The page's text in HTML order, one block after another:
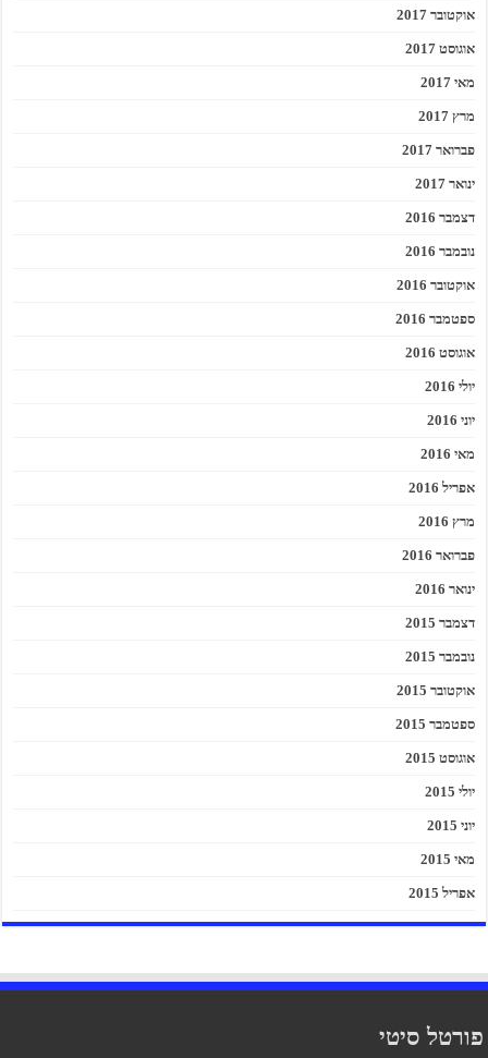
אוקטובר 2017
אוגוסט 2017
מאי 2017
מרץ 2017
פברואר 2017
ינואר 2017
דצמבר 2016
נובמבר 2016
אוקטובר 2016
ספטמבר 2016
אוגוסט 2016
יולי 2016
יוני 2016
מאי 2016
אפריל 2016
מרץ 2016
פברואר 2016
ינואר 2016
דצמבר 2015
נובמבר 2015
אוקטובר 2015
ספטמבר 2015
אוגוסט 2015
יולי 2015
יוני 2015
מאי 2015
אפריל 2015
פורטל סיטי